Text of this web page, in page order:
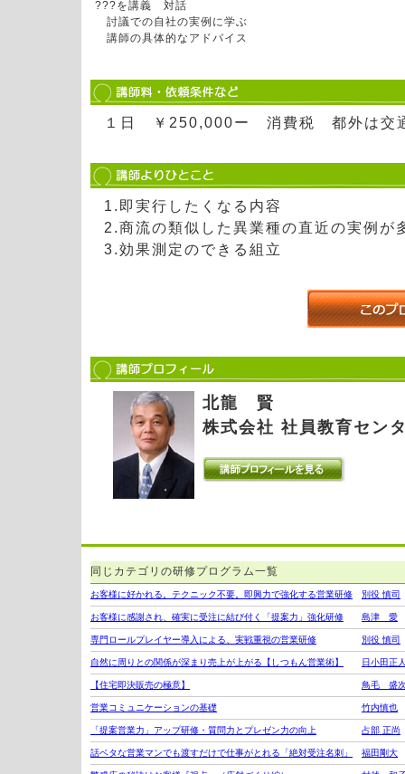
???を講義 対話
討議での自社の実例に学ぶ
講師の具体的なアドバイス
１日 ￥250,000ー 消費税 都外は交
1.即実行したくなる内容
2.商流の類似した異業種の直近の実例が
3.効果測定のできる組立
北龍 賢
株式会社 社員教育セン
同じカテゴリの研修プログラム一覧
お客様に好かれる。テクニック不要。即興力で強化する営業研修 別役 慎司
お客様に感謝され、確実に受注に結び付く「提案力」強化研修 島津 愛
専門ロールプレイヤー導入による、実戦重視の営業研修 別役 慎司
自然に周りとの関係が深まり売上が上がる【しつもん営業術】 日小田正
【住宅即決販売の極意】 鳥毛 盛
営業コミュニケーションの基礎 竹内慎也
「提案営業力」アップ研修・質問力とプレゼン力の向上 占部 正尚
話ベタな営業マンでも渡すだけで仕事がとれる「絶対受注名刺」 福田剛大